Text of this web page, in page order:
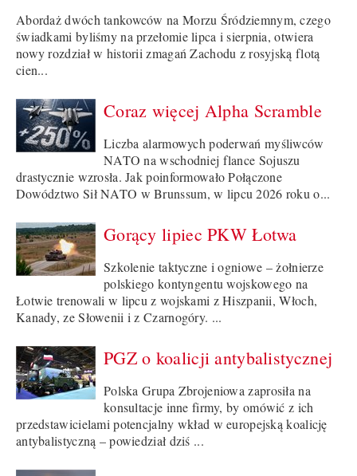
Abordaż dwóch tankowców na Morzu Śródziemnym, czego
świadkami byliśmy na przełomie lipca i sierpnia, otwiera
nowy rozdział w historii zmagań Zachodu z rosyjską flotą
cien...
Coraz więcej Alpha Scramble
Liczba alarmowych poderwań myśliwców
NATO na wschodniej flance Sojuszu
drastycznie wzrosła. Jak poinformowało Połączone
Dowództwo Sił NATO w Brunssum, w lipcu 2026 roku o...
Gorący lipiec PKW Łotwa
Szkolenie taktyczne i ogniowe – żołnierze
polskiego kontyngentu wojskowego na
Łotwie trenowali w lipcu z wojskami z Hiszpanii, Włoch,
Kanady, ze Słowenii i z Czarnogóry. ...
PGZ o koalicji antybalistycznej
Polska Grupa Zbrojeniowa zaprosiła na
konsultacje inne firmy, by omówić z ich
przedstawicielami potencjalny wkład w europejską koalicję
antybalistyczną – powiedział dziś ...